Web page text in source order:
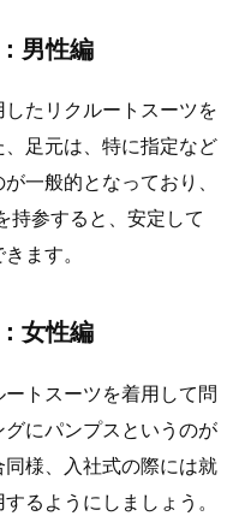
男性編
たリクルートスーツを
足元は、特に指定など
一般的となっており、
持参すると、安定して
ます。
女性編
トスーツを着用して問
にパンプスというのが
様、入社式の際には就
るようにしましょう。